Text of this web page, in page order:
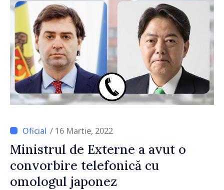
/ 16 Martie, 2022
Ministrul de Externe a avut o
convorbire telefonică cu
omologul japonez